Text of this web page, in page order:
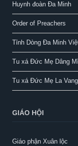
Huynh đoàn Đa Minh
Order of Preachers
Tỉnh Dòng Đa Minh
Tu xá Đức Mẹ Dâng
Tu xá Đức Mẹ La Vang
GIÁO HỘI
Giáo phận Xuân lộc